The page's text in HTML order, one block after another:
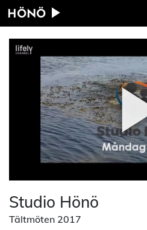
HÖNÖ
Studio Hönö
Tältmöten 2017